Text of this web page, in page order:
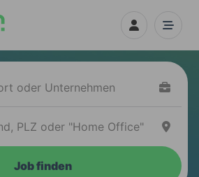
Job finden